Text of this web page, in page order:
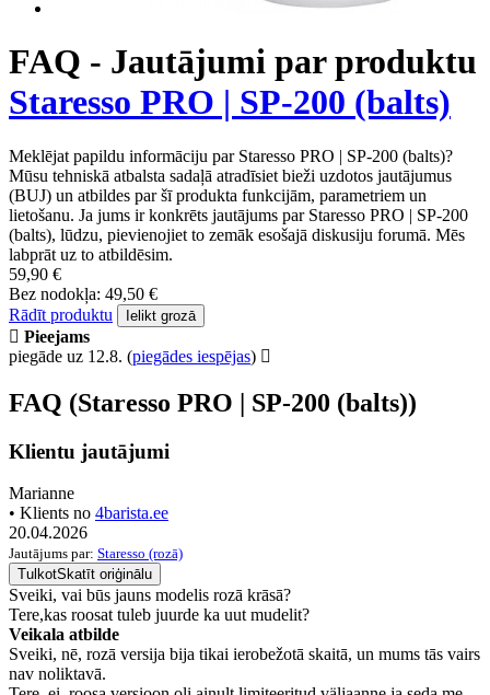
FAQ - Jautājumi par produktu
Staresso PRO | SP-200 (balts)
Meklējat papildu informāciju par Staresso PRO | SP-200 (balts)?
Mūsu tehniskā atbalsta sadaļā atradīsiet bieži uzdotos jautājumus
(BUJ) un atbildes par šī produkta funkcijām, parametriem un
lietošanu. Ja jums ir konkrēts jautājums par Staresso PRO | SP-200
(balts), lūdzu, pievienojiet to zemāk esošajā diskusiju forumā. Mēs
labprāt uz to atbildēsim.
59,90 €
Bez nodokļa: 49,50 €
Rādīt produktu
Ielikt grozā
Pieejams
piegāde uz 12.8. (piegādes iespējas)
FAQ (Staresso PRO | SP-200 (balts))
Klientu jautājumi
Marianne
• Klients no 4barista.ee
20.04.2026
Jautājums par: Staresso (rozā)
TulkotSkatīt oriģinālu
Sveiki, vai būs jauns modelis rozā krāsā?
Tere,kas roosat tuleb juurde ka uut mudelit?
Veikala atbilde
Sveiki, nē, rozā versija bija tikai ierobežotā skaitā, un mums tās vairs
nav noliktavā.